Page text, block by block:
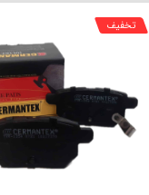
تخفیف